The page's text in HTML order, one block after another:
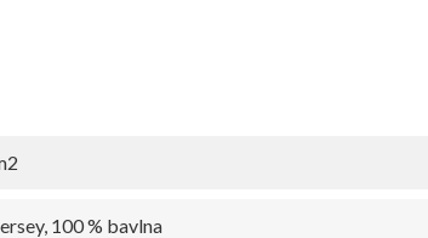
100 % bavlna